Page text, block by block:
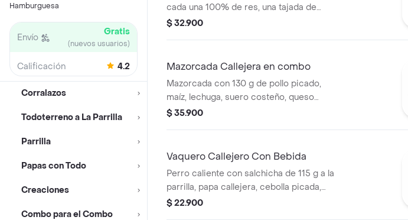
Hamburguesa
Envío Gratis
(nuevos usuarios)
Calificación 4.2
Corralazos
Todoterreno a La Parrilla
Parrilla
Papas con Todo
Creaciones
Combo para el Combo
cada una 100% de res, una tajada de
queso tipo mozzarella, papas callejera,
bebida PET
$ 32.900
Mazorcada Callejera en combo
Mazorcada con 130 g de pollo picado,
maíz, lechuga, suero costeño, queso
costeño, salsa BBQ, salsa Corral, salsa
$ 35.900
Vaquero Callejero Con Bebida
Perro caliente con salchicha de 115 g a la
parrilla, papa callejera, cebolla picada,
salsa blanca, salsa de tomate y mostaza
$ 22.900